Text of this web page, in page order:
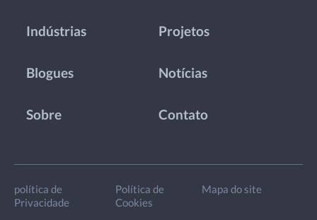
Indústrias Projetos
Blogues Notícias
Sobre Contato
política de
Privacidade
Política de
Cookies
Mapa do site